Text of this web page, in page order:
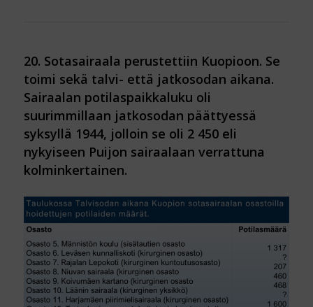
20. Sotasairaala perustettiin Kuopioon. Se
toimi sekä talvi- että jatkosodan aikana.
Sairaalan potilaspaikkaluku oli
suurimmillaan jatkosodan päättyessä
syksyllä 1944, jolloin se oli 2 450 eli
nykyiseen Puijon sairaalaan verrattuna
kolminkertainen.